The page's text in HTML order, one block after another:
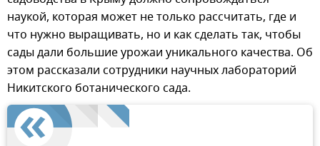
наукой, которая может не только рассчитать, где и
что нужно выращивать, но и как сделать так, чтобы
сады дали большие урожаи уникального качества. Об
этом рассказали сотрудники научных лабораторий
Никитского ботанического сада.